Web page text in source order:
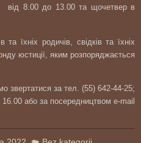
від 8.00 до 13.00 та щочетвер в
їхніх родичів, свідків та їхніх
юстиції, яким розпоряджається
звертатися за тел. (55) 642-44-25;
або за посередництвом e-mail